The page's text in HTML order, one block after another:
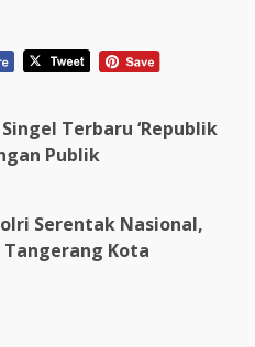
Terbaru ‘Republik
Publik
Serentak Nasional,
Kota